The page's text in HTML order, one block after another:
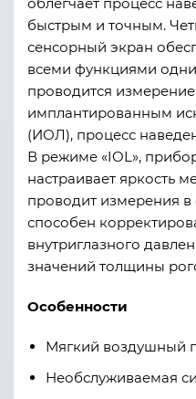
быстрым и точным.
сенсорный экран
всеми функциями
проводится измерение
имплантированным
(ИОЛ), процесс
В режиме «IOL»,
настраивает яркость
проводит измерения
способен
внутриглазного
значений толщины
Особенности
Мягкий воздушный
Необслуживаемая